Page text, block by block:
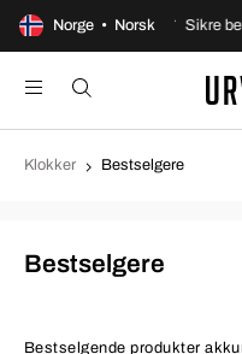
Norge • Norsk
kjøp Sikre betalinger
Klokker Bestselgere
Bestselgere
Bestselgende produkter